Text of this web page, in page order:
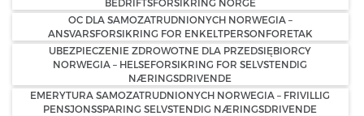
OC DLA SAMOZATRUDNIONYCH NORWEGIA –
ANSVARSFORSIKRING FOR ENKELTPERSONFORETAK
UBEZPIECZENIE ZDROWOTNE DLA PRZEDSIĘBIORCY
NORWEGIA – HELSEFORSIKRING FOR SELVSTENDIG
NÆRINGSDRIVENDE
EMERYTURA SAMOZATRUDNIONYCH NORWEGIA – FRIVILLIG
PENSJONSSPARING SELVSTENDIG NÆRINGSDRIVENDE